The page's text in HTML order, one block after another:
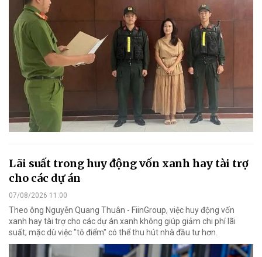
Lãi suất trong huy động vốn xanh hay tài trợ
cho các dự án
07/08/2026 11:00
Theo ông Nguyễn Quang Thuân - FiinGroup, việc huy động vốn
xanh hay tài trợ cho các dự án xanh không giúp giảm chi phí lãi
suất; mặc dù việc "tô điểm" có thể thu hút nhà đầu tư hơn.